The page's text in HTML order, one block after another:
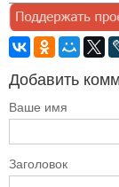
Добавить
Ваше имя
Заголовок